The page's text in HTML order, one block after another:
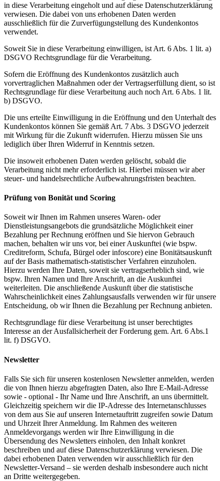
in diese Verarbeitung eingeholt und auf diese Datenschutzerklärung
verwiesen. Die dabei von uns erhobenen Daten werden
ausschließlich für die Zurverfügungstellung des Kundenkontos
verwendet.
Soweit Sie in diese Verarbeitung einwilligen, ist Art. 6 Abs. 1 lit. a)
DSGVO Rechtsgrundlage für die Verarbeitung.
Sofern die Eröffnung des Kundenkontos zusätzlich auch
vorvertraglichen Maßnahmen oder der Vertragserfüllung dient, so ist
Rechtsgrundlage für diese Verarbeitung auch noch Art. 6 Abs. 1 lit.
b) DSGVO.
Die uns erteilte Einwilligung in die Eröffnung und den Unterhalt des
Kundenkontos können Sie gemäß Art. 7 Abs. 3 DSGVO jederzeit
mit Wirkung für die Zukunft widerrufen. Hierzu müssen Sie uns
lediglich über Ihren Widerruf in Kenntnis setzen.
Die insoweit erhobenen Daten werden gelöscht, sobald die
Verarbeitung nicht mehr erforderlich ist. Hierbei müssen wir aber
steuer- und handelsrechtliche Aufbewahrungsfristen beachten.
Prüfung von Bonität und Scoring
Soweit wir Ihnen im Rahmen unseres Waren- oder
Dienstleistungsangebots die grundsätzliche Möglichkeit einer
Bezahlung per Rechnung eröffnen und Sie hiervon Gebrauch
machen, behalten wir uns vor, bei einer Auskunftei (wie bspw.
Creditreform, Schufa, Bürgel oder infoscore) eine Bonitätsauskunft
auf der Basis mathematisch-statistischer Verfahren einzuholen.
Hierzu werden Ihre Daten, soweit sie vertragserheblich sind, wie
bspw. Ihren Namen und Ihre Anschrift, an die Auskunftei
weiterleiten. Die anschließende Auskunft über die statistische
Wahrscheinlichkeit eines Zahlungsausfalls verwenden wir für unsere
Entscheidung, ob wir Ihnen die Bezahlung per Rechnung anbieten.
Rechtsgrundlage für diese Verarbeitung ist unser berechtigtes
Interesse an der Ausfallsicherheit der Forderung gem. Art. 6 Abs.1
lit. f) DSGVO.
Newsletter
Falls Sie sich für unseren kostenlosen Newsletter anmelden, werden
die von Ihnen hierzu abgefragten Daten, also Ihre E-Mail-Adresse
sowie - optional - Ihr Name und Ihre Anschrift, an uns übermittelt.
Gleichzeitig speichern wir die IP-Adresse des Internetanschlusses
von dem aus Sie auf unseren Internetauftritt zugreifen sowie Datum
und Uhrzeit Ihrer Anmeldung. Im Rahmen des weiteren
Anmeldevorgangs werden wir Ihre Einwilligung in die
Übersendung des Newsletters einholen, den Inhalt konkret
beschreiben und auf diese Datenschutzerklärung verwiesen. Die
dabei erhobenen Daten verwenden wir ausschließlich für den
Newsletter-Versand – sie werden deshalb insbesondere auch nicht
an Dritte weitergegeben.